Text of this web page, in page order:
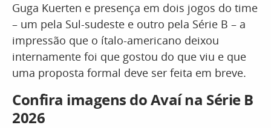
Guga Kuerten e presença em dois jogos do time
– um pela Sul-sudeste e outro pela Série B – a
impressão que o ítalo-americano deixou
internamente foi que gostou do que viu e que
uma proposta formal deve ser feita em breve.
Confira imagens do Avaí na Série B
2026